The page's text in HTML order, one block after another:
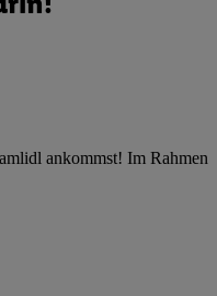
ankommst! Im Rahmen